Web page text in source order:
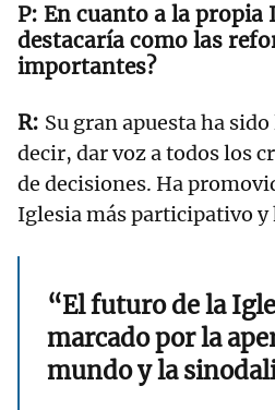
En cuanto a la propia
destacaría como las
importantes?
Su gran apuesta ha
decir, dar voz a todos los
de decisiones. Ha
Iglesia más participativo
“El futuro de la
marcado por la
mundo y la